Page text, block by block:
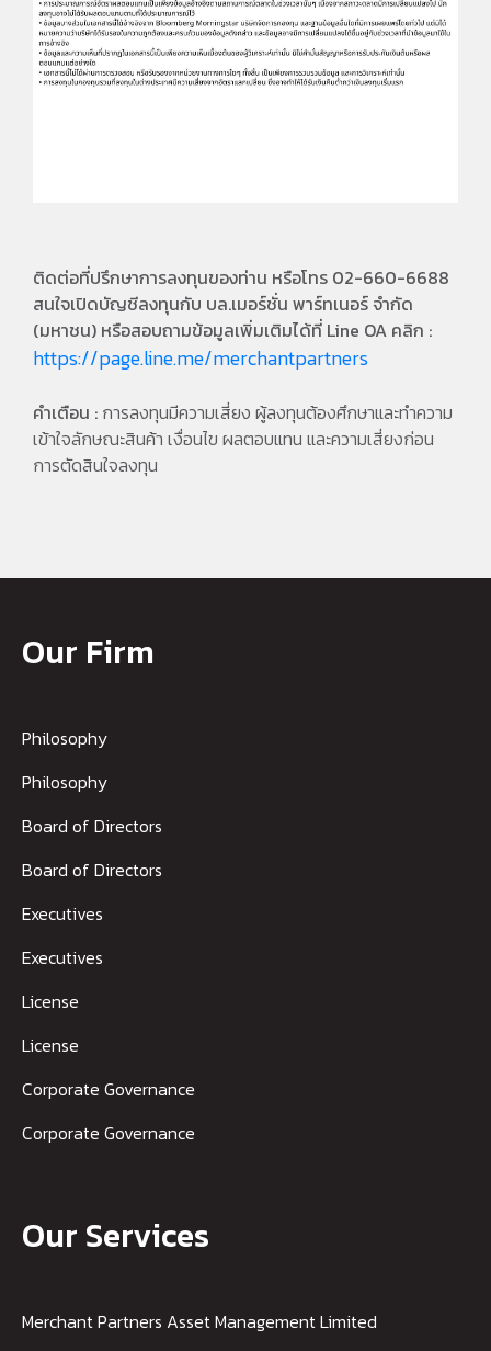
ติดต่อที่ปรึกษาการลงทุนของท่าน หรือโทร 02-660-6688
สนใจเปิดบัญชีลงทุนกับ บล.เมอร์ชั่น พาร์ทเนอร์ จำกัด
(มหาชน) หรือสอบถามข้อมูลเพิ่มเติมได้ที่ Line OA คลิก :
https://page.line.me/merchantpartners
คำเตือน : การลงทุนมีความเสี่ยง ผู้ลงทุนต้องศึกษาและทำความ
เข้าใจลักษณะสินค้า เงื่อนไข ผลตอบแทน และความเสี่ยงก่อน
การตัดสินใจลงทุน
Our Firm
Philosophy
Philosophy
Board of Directors
Board of Directors
Executives
Executives
License
License
Corporate Governance
Corporate Governance
Our Services
Merchant Partners Asset Management Limited